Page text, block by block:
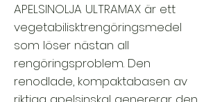
APELSINOLJA ULTRAMAX är ett
vegetabilisktrengöringsmedel
som löser nästan all
rengöringsproblem. Den
renodlade, kompaktabasen av